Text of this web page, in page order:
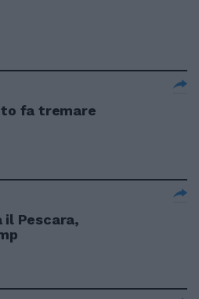
fa tremare
il Pescara,